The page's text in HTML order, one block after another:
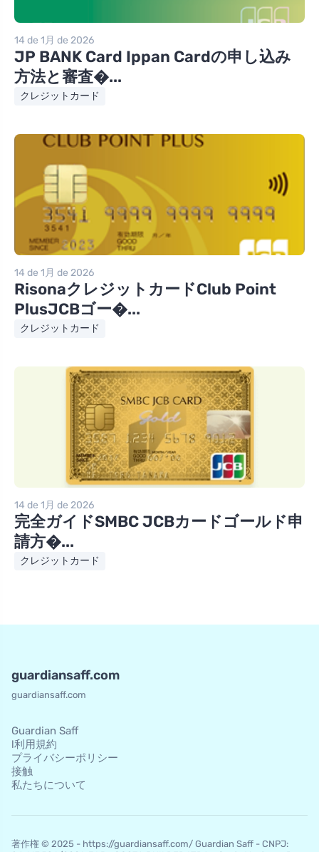
14 de 1月 de 2026
JP BANK Card Ippan Cardの申し込み
方法と審査�...
クレジットカード
14 de 1月 de 2026
RisonaクレジットカードClub Point
PlusJCBゴー�...
クレジットカード
14 de 1月 de 2026
完全ガイドSMBC JCBカードゴールド申
請方�...
クレジットカード
guardiansaff.com
guardiansaff.com
Guardian Saff
l利用規約
プライバシーポリシー
接触
私たちについて
著作権 © 2025 - https://guardiansaff.com/ Guardian Saff - CNPJ: